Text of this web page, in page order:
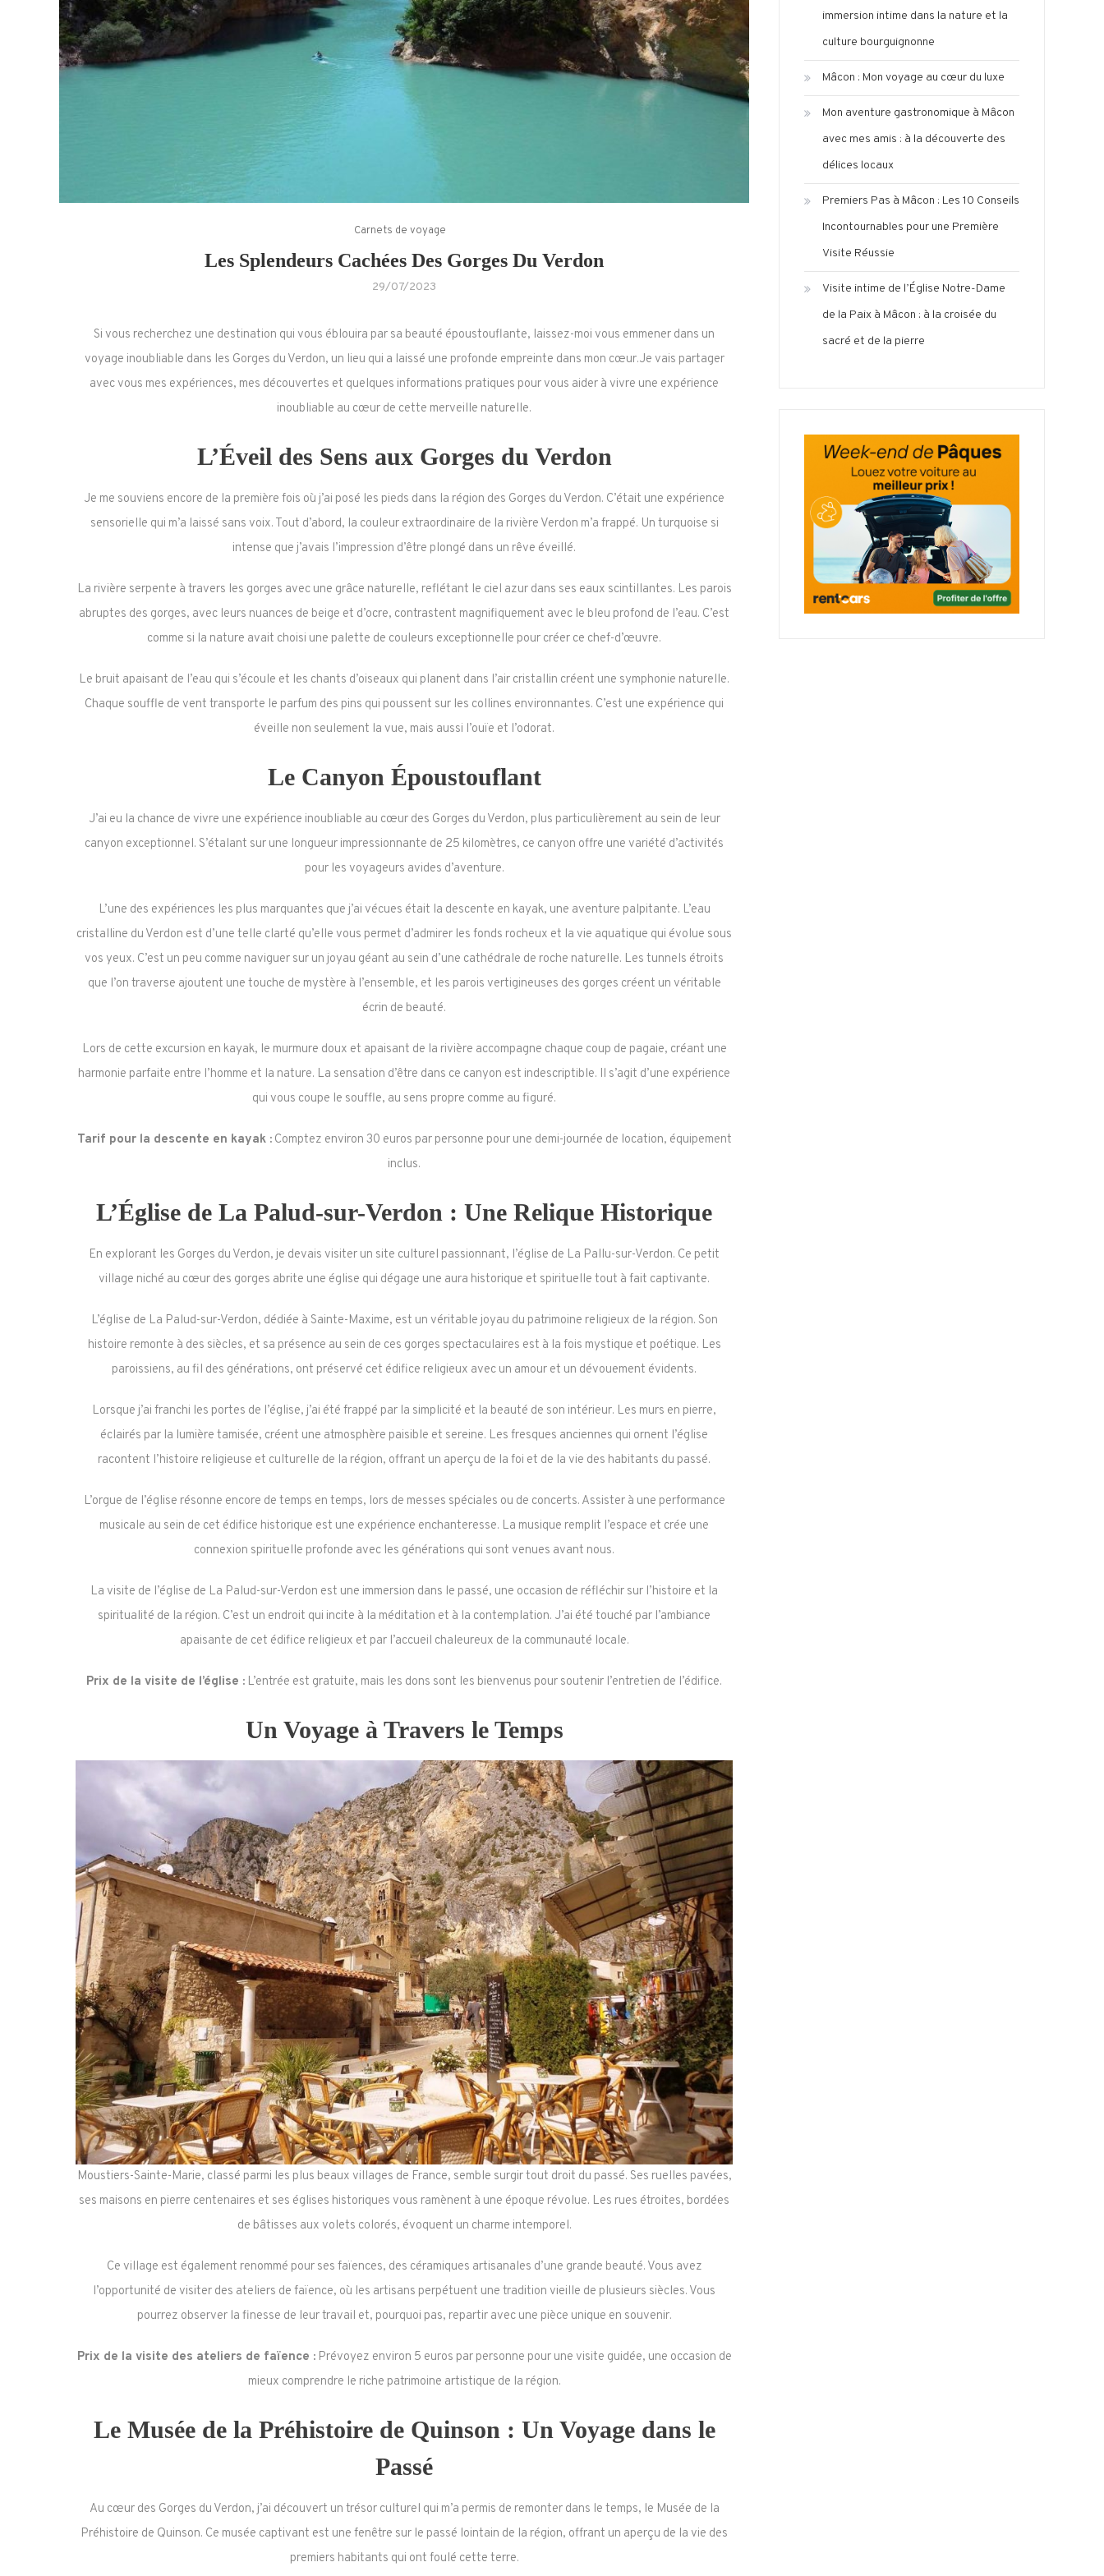
Carnets de voyage
Les Splendeurs Cachées Des Gorges Du Verdon
29/07/2023
Si vous recherchez une destination qui vous éblouira par sa beauté époustouflante, laissez-moi vous emmener dans un
voyage inoubliable dans les Gorges du Verdon, un lieu qui a laissé une profonde empreinte dans mon cœur.Je vais partager
avec vous mes expériences, mes découvertes et quelques informations pratiques pour vous aider à vivre une expérience
inoubliable au cœur de cette merveille naturelle.
L’Éveil des Sens aux Gorges du Verdon
Je me souviens encore de la première fois où j’ai posé les pieds dans la région des Gorges du Verdon. C’était une expérience
sensorielle qui m’a laissé sans voix. Tout d’abord, la couleur extraordinaire de la rivière Verdon m’a frappé. Un turquoise si
intense que j’avais l’impression d’être plongé dans un rêve éveillé.
La rivière serpente à travers les gorges avec une grâce naturelle, reflétant le ciel azur dans ses eaux scintillantes. Les parois
abruptes des gorges, avec leurs nuances de beige et d’ocre, contrastent magnifiquement avec le bleu profond de l’eau. C’est
comme si la nature avait choisi une palette de couleurs exceptionnelle pour créer ce chef-d’œuvre.
Le bruit apaisant de l’eau qui s’écoule et les chants d’oiseaux qui planent dans l’air cristallin créent une symphonie naturelle.
Chaque souffle de vent transporte le parfum des pins qui poussent sur les collines environnantes. C’est une expérience qui
éveille non seulement la vue, mais aussi l’ouïe et l’odorat.
Le Canyon Époustouflant
J’ai eu la chance de vivre une expérience inoubliable au cœur des Gorges du Verdon, plus particulièrement au sein de leur
canyon exceptionnel. S’étalant sur une longueur impressionnante de 25 kilomètres, ce canyon offre une variété d’activités
pour les voyageurs avides d’aventure.
L’une des expériences les plus marquantes que j’ai vécues était la descente en kayak, une aventure palpitante. L’eau
cristalline du Verdon est d’une telle clarté qu’elle vous permet d’admirer les fonds rocheux et la vie aquatique qui évolue sous
vos yeux. C’est un peu comme naviguer sur un joyau géant au sein d’une cathédrale de roche naturelle. Les tunnels étroits
que l’on traverse ajoutent une touche de mystère à l’ensemble, et les parois vertigineuses des gorges créent un véritable
écrin de beauté.
Lors de cette excursion en kayak, le murmure doux et apaisant de la rivière accompagne chaque coup de pagaie, créant une
harmonie parfaite entre l’homme et la nature. La sensation d’être dans ce canyon est indescriptible. Il s’agit d’une expérience
qui vous coupe le souffle, au sens propre comme au figuré.
Tarif pour la descente en kayak :Comptez environ 30 euros par personne pour une demi-journée de location, équipement
inclus.
L’Église de La Palud-sur-Verdon : Une Relique Historique
En explorant les Gorges du Verdon, je devais visiter un site culturel passionnant, l’église de La Pallu-sur-Verdon. Ce petit
village niché au cœur des gorges abrite une église qui dégage une aura historique et spirituelle tout à fait captivante.
L’église de La Palud-sur-Verdon, dédiée à Sainte-Maxime, est un véritable joyau du patrimoine religieux de la région. Son
histoire remonte à des siècles, et sa présence au sein de ces gorges spectaculaires est à la fois mystique et poétique. Les
paroissiens, au fil des générations, ont préservé cet édifice religieux avec un amour et un dévouement évidents.
Lorsque j’ai franchi les portes de l’église, j’ai été frappé par la simplicité et la beauté de son intérieur. Les murs en pierre,
éclairés par la lumière tamisée, créent une atmosphère paisible et sereine. Les fresques anciennes qui ornent l’église
racontent l’histoire religieuse et culturelle de la région, offrant un aperçu de la foi et de la vie des habitants du passé.
L’orgue de l’église résonne encore de temps en temps, lors de messes spéciales ou de concerts. Assister à une performance
musicale au sein de cet édifice historique est une expérience enchanteresse. La musique remplit l’espace et crée une
connexion spirituelle profonde avec les générations qui sont venues avant nous.
La visite de l’église de La Palud-sur-Verdon est une immersion dans le passé, une occasion de réfléchir sur l’histoire et la
spiritualité de la région. C’est un endroit qui incite à la méditation et à la contemplation. J’ai été touché par l’ambiance
apaisante de cet édifice religieux et par l’accueil chaleureux de la communauté locale.
Prix de la visite de l’église : L’entrée est gratuite, mais les dons sont les bienvenus pour soutenir l’entretien de l’édifice.
Un Voyage à Travers le Temps
Moustiers-Sainte-Marie, classé parmi les plus beaux villages de France, semble surgir tout droit du passé. Ses ruelles pavées,
ses maisons en pierre centenaires et ses églises historiques vous ramènent à une époque révolue. Les rues étroites, bordées
de bâtisses aux volets colorés, évoquent un charme intemporel.
Ce village est également renommé pour ses faïences, des céramiques artisanales d’une grande beauté. Vous avez
l’opportunité de visiter des ateliers de faïence, où les artisans perpétuent une tradition vieille de plusieurs siècles. Vous
pourrez observer la finesse de leur travail et, pourquoi pas, repartir avec une pièce unique en souvenir.
Prix de la visite des ateliers de faïence :Prévoyez environ 5 euros par personne pour une visite guidée, une occasion de
mieux comprendre le riche patrimoine artistique de la région.
Le Musée de la Préhistoire de Quinson : Un Voyage dans le
Passé
Au cœur des Gorges du Verdon, j’ai découvert un trésor culturel qui m’a permis de remonter dans le temps, le Musée de la
Préhistoire de Quinson. Ce musée captivant est une fenêtre sur le passé lointain de la région, offrant un aperçu de la vie des
premiers habitants qui ont foulé cette terre.
immersion intime dans la nature et la
culture bourguignonne
Mâcon : Mon voyage au cœur du luxe
Mon aventure gastronomique à Mâcon
avec mes amis : à la découverte des
délices locaux
Premiers Pas à Mâcon : Les 10 Conseils
Incontournables pour une Première
Visite Réussie
Visite intime de l’Église Notre-Dame
de la Paix à Mâcon : à la croisée du
sacré et de la pierre